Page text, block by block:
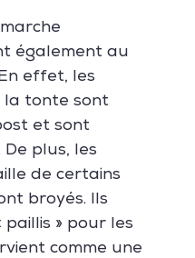
également au
effet, les
la tonte sont
et sont
plus, les
de certains
broyés. Ils
» pour les
comme une